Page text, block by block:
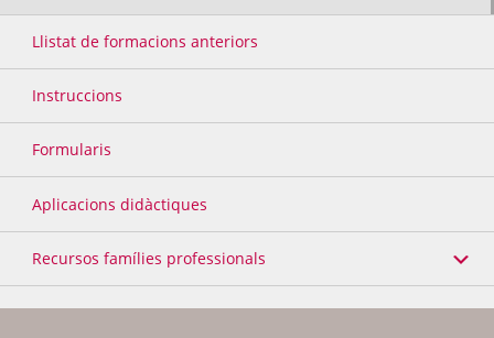
Llistat de formacions anteriors
Instruccions
Formularis
Aplicacions didàctiques
Recursos famílies professionals